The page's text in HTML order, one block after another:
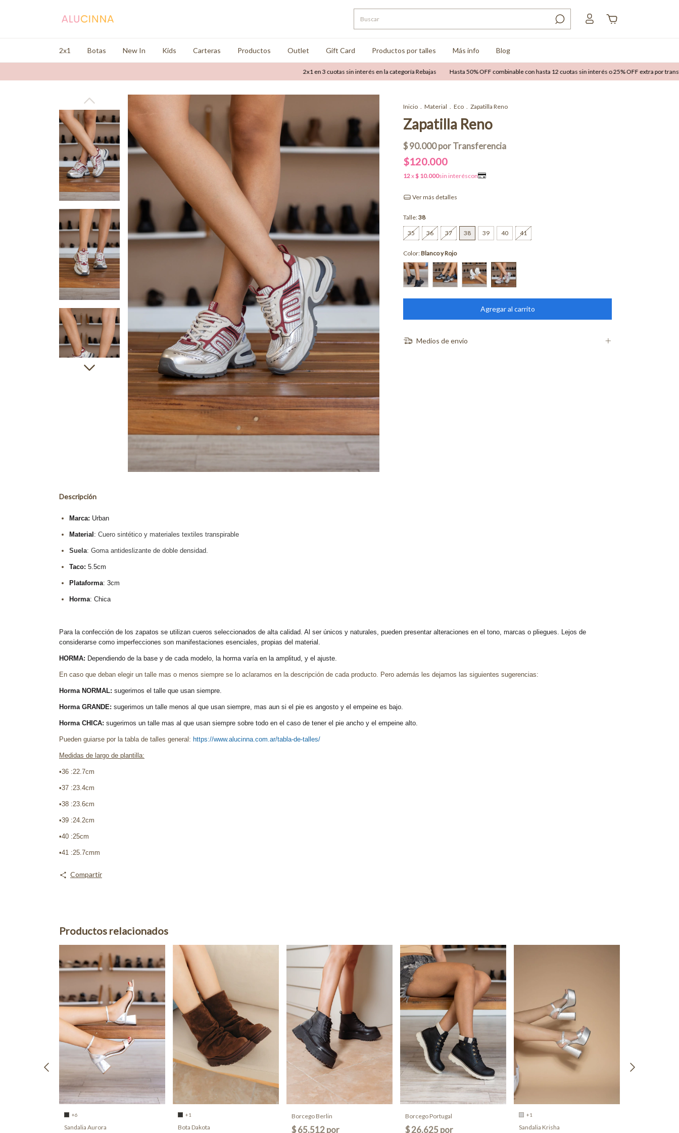
2x1 Botas New In Kids Carteras Productos Outlet Gift Card Productos por talles Más info Blog
2x1 en 3 cuotas sin interés en la categoría Rebajas Hasta 50% OFF combinable con hasta 12 cuotas sin interés o 25% OFF extra por transferencia
Inicio . Material . Eco . Zapatilla Reno
Zapatilla Reno
$120.000
Ver más detalles
Talle:38
35 36 37 38 39 40 41
Color:Blanco y Rojo
Medios de envío
Descripción
Marca: Urban
Material : Cuero sintético y materiales textiles transpirable
Suela: Goma antideslizante de doble densidad.
Taco: 5.5cm
Plataforma: 3cm
Horma: Chica
Para la confección de los zapatos se utilizan cueros seleccionados de alta calidad. Al ser únicos y naturales, pueden presentar alteraciones en el tono, marcas o pliegues. Lejos de
considerarse como imperfecciones son manifestaciones esenciales, propias del material.
HORMA: Dependiendo de la base y de cada modelo, la horma varía en la amplitud, y el ajuste.
En caso que deban elegir un talle mas o menos siempre se lo aclaramos en la descripción de cada producto. Pero además les dejamos las siguientes sugerencias:
Horma NORMAL: sugerimos el talle que usan siempre.
Horma GRANDE: sugerimos un talle menos al que usan siempre, mas aun si el pie es angosto y el empeine es bajo.
Horma CHICA: sugerimos un talle mas al que usan siempre sobre todo en el caso de tener el pie ancho y el empeine alto.
Pueden guiarse por la tabla de talles general: https://www.alucinna.com.ar/tabla-de-talles/
Medidas de largo de plantilla:
•36 :22.7cm
•37 :23.4cm
•38 :23.6cm
•39 :24.2cm
•40 :25cm
•41 :25.7cmm
Compartir
Productos relacionados
+6
Sandalia Aurora
+1
Bota Dakota
Borcego Berlin Borcego Portugal +1
Sandalia Krisha